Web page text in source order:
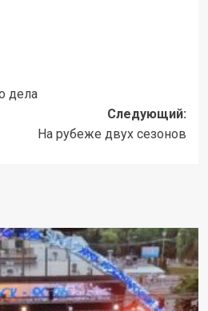
дела
Следующий:
На рубеже двух сезонов